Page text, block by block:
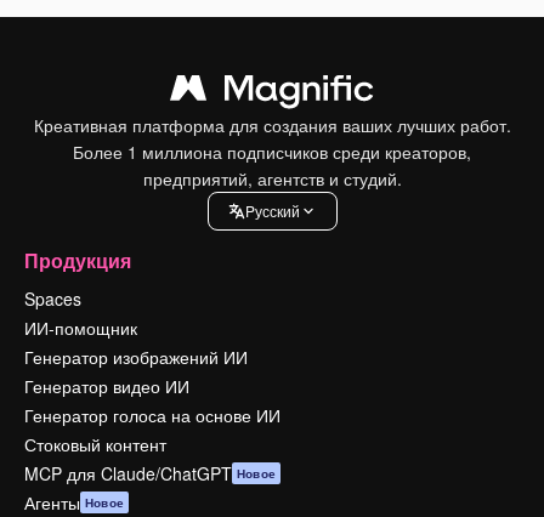
Креативная платформа для создания ваших лучших работ.
Более 1 миллиона подписчиков среди креаторов,
предприятий, агентств и студий.
Pусский
Продукция
Spaces
ИИ-помощник
Генератор изображений ИИ
Генератор видео ИИ
Генератор голоса на основе ИИ
Стоковый контент
MCP для Claude/ChatGPT Новое
Агенты Новое